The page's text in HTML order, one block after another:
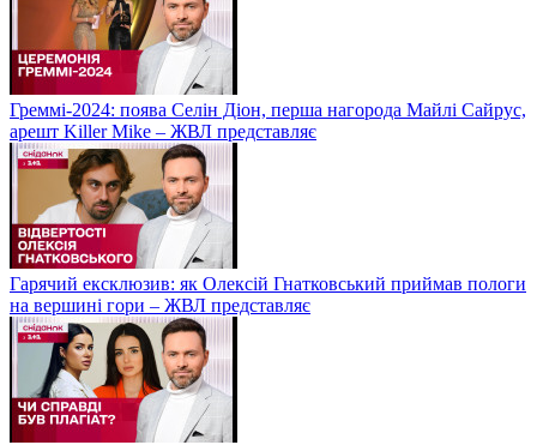
Греммі-2024: поява Селін Діон, перша нагорода Майлі Сайрус,
арешт Killer Mike – ЖВЛ представляє
Гарячий ексклюзив: як Олексій Гнатковський приймав пологи
на вершині гори – ЖВЛ представляє